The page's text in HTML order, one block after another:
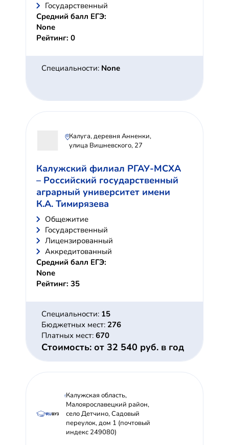
Государственный
Средний балл ЕГЭ:
None
Рейтинг: 0
Специальности: None
Калуга, деревня Анненки,
улица Вишневского, 27
Калужский филиал РГАУ-МСХА
– Российский государственный
аграрный университет имени
К.А. Тимирязева
Общежитие
Государственный
Лицензированный
Аккредитованный
Средний балл ЕГЭ:
None
Рейтинг: 35
Специальности: 15
Бюджетных мест: 276
Платных мест: 670
Стоимость: от 32 540 руб. в год
Калужская область,
Малоярославецкий район,
село Детчино, Садовый
переулок, дом 1 (почтовый
индекс 249080)